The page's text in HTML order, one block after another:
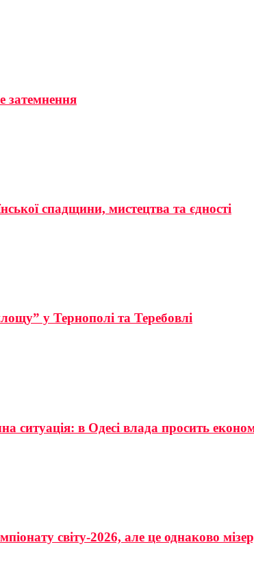
затемнення
спадщини, мистецтва та єдності
у Тернополі та Теребовлі
ситуація: в Одесі влада просить
світу-2026, але це однаково